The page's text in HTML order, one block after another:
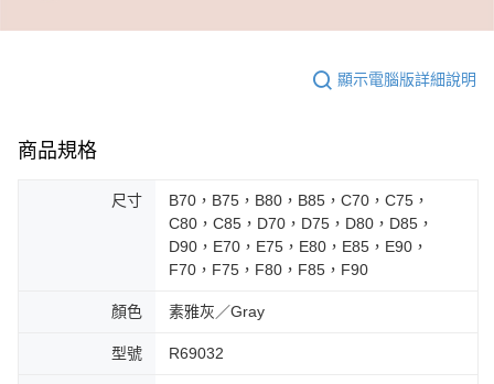
顯示電腦版詳細說明
商品規格
尺寸
B70，B75，B80，B85，C70，C75，
C80，C85，D70，D75，D80，D85，
D90，E70，E75，E80，E85，E90，
F70，F75，F80，F85，F90
顏色 素雅灰／Gray
型號 R69032